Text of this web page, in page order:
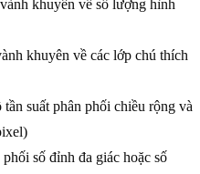
khuyên về số lượng hình
khuyên về các lớp chú thích
tần suất phân phối chiều rộng và
phối số đỉnh đa giác hoặc số